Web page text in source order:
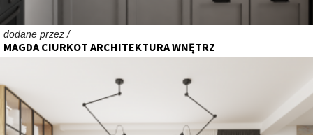
dodane przez /
MAGDA CIURKOT ARCHITEKTURA WNĘTRZ